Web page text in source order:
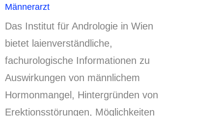
Männerarzt
Das Institut für Andrologie in Wien
bietet laienverständliche,
fachurologische Informationen zu
Auswirkungen von männlichem
Hormonmangel, Hintergründen von
Erektionsstörungen, Möglichkeiten